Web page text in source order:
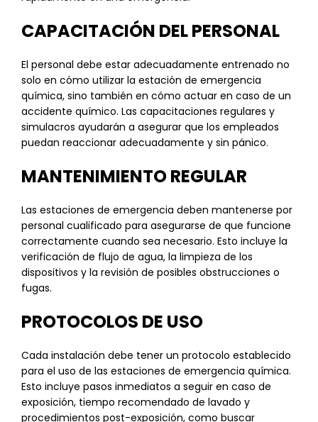
CAPACITACIÓN DEL PERSONAL
El personal debe estar adecuadamente entrenado no
solo en cómo utilizar la estación de emergencia
química, sino también en cómo actuar en caso de un
accidente químico. Las capacitaciones regulares y
simulacros ayudarán a asegurar que los empleados
puedan reaccionar adecuadamente y sin pánico.
MANTENIMIENTO REGULAR
Las estaciones de emergencia deben mantenerse por
personal cualificado para asegurarse de que funcione
correctamente cuando sea necesario. Esto incluye la
verificación de flujo de agua, la limpieza de los
dispositivos y la revisión de posibles obstrucciones o
fugas.
PROTOCOLOS DE USO
Cada instalación debe tener un protocolo establecido
para el uso de las estaciones de emergencia química.
Esto incluye pasos inmediatos a seguir en caso de
exposición, tiempo recomendado de lavado y
procedimientos post-exposición, como buscar